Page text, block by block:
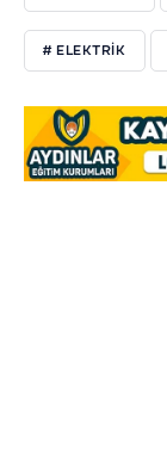
# ELEKTRIK